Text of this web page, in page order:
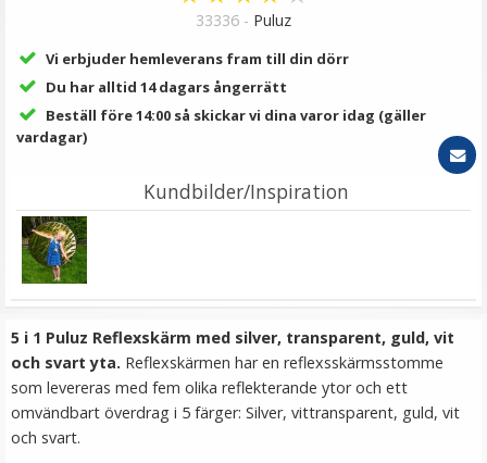
Puluz 20cm Vikbar octangle softbox för Speedlight
33336 - Puluz
Vi erbjuder hemleverans fram till din dörr
Du har alltid 14 dagars ångerrätt
Beställ före 14:00 så skickar vi dina varor idag (gäller
vardagar)
Kundbilder/Inspiration
5 i 1 Puluz Reflexskärm med silver, transparent, guld, vit
och svart yta. Reflexskärmen har en reflexsskärmsstomme
som levereras med fem olika reflekterande ytor och ett
omvändbart överdrag i 5 färger: Silver, vittransparent, guld, vit
och svart.